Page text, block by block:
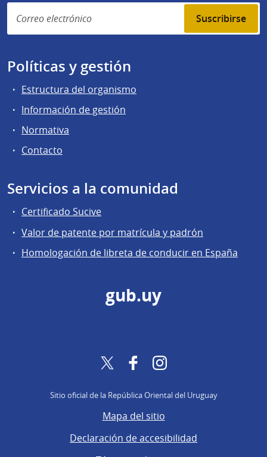
Suscribirse
Políticas y gestión
Estructura del organismo
Información de gestión
Normativa
Contacto
Servicios a la comunidad
Certificado Sucive
Valor de patente por matrícula y padrón
Homologación de libreta de conducir en España
gub.uy
Twitter FacebookInstagram
Sitio oficial de la República Oriental del Uruguay
Mapa del sitio
Declaración de accesibilidad